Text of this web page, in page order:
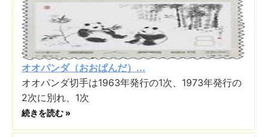
オオパンダ（おおぱんだ）...
オオパンダ切手は1963年発行の1次、1973年発行の
2次に別れ、1次
続きを読む »